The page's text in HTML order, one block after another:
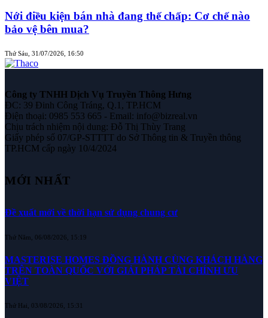
Nới điều kiện bán nhà đang thế chấp: Cơ chế nào
bảo vệ bên mua?
Thứ Sáu, 31/07/2026, 16:50
Công ty TNHH Dịch Vụ Truyền Thông Hưng
ĐC: 39 Đinh Công Tráng, Q.1, TP.HCM
Điện thoại: 0985 553 665 - Email: info@bizreal.vn
Chịu trách nhiệm nội dung: Đỗ Thị Thùy Trang
Giấy phép số 07/GP-STTTT do Sở Thông tin & Truyền thông
TP.HCM cấp ngày 10/4/2024
MỚI NHẤT
Đề xuất mới về thời hạn sử dụng chung cư
Thứ Năm, 06/08/2026, 15:19
MASTERISE HOMES ĐỒNG HÀNH CÙNG KHÁCH HÀNG
TRÊN TOÀN QUỐC VỚI GIẢI PHÁP TÀI CHÍNH ƯU
VIỆT
Thứ Hai, 03/08/2026, 15:31